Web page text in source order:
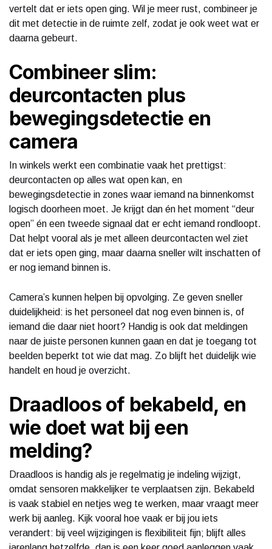
vertelt dat er iets open ging. Wil je meer rust, combineer je
dit met detectie in de ruimte zelf, zodat je ook weet wat er
daarna gebeurt.
Combineer slim:
deurcontacten plus
bewegingsdetectie en
camera
In winkels werkt een combinatie vaak het prettigst:
deurcontacten op alles wat open kan, en
bewegingsdetectie in zones waar iemand na binnenkomst
logisch doorheen moet. Je krijgt dan én het moment “deur
open” én een tweede signaal dat er echt iemand rondloopt.
Dat helpt vooral als je met alleen deurcontacten wel ziet
dat er iets open ging, maar daarna sneller wilt inschatten of
er nog iemand binnen is.
Camera’s kunnen helpen bij opvolging. Ze geven sneller
duidelijkheid: is het personeel dat nog even binnen is, of
iemand die daar niet hoort? Handig is ook dat meldingen
naar de juiste personen kunnen gaan en dat je toegang tot
beelden beperkt tot wie dat mag. Zo blijft het duidelijk wie
handelt en houd je overzicht.
Draadloos of bekabeld, en
wie doet wat bij een
melding?
Draadloos is handig als je regelmatig je indeling wijzigt,
omdat sensoren makkelijker te verplaatsen zijn. Bekabeld
is vaak stabiel en netjes weg te werken, maar vraagt meer
werk bij aanleg. Kijk vooral hoe vaak er bij jou iets
verandert: bij veel wijzigingen is flexibiliteit fijn; blijft alles